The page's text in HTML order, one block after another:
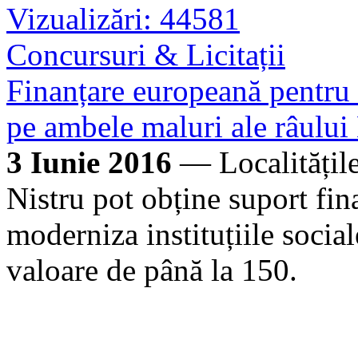
Vizualizări: 44581
Concursuri & Licitații
Finanțare europeană
pe ambele maluri ale
3 Iunie 2016 — Localitățile
Nistru pot obține suport
moderniza instituțiile
valoare de până la 150.